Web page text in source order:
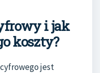
i jak
koszty?
jest